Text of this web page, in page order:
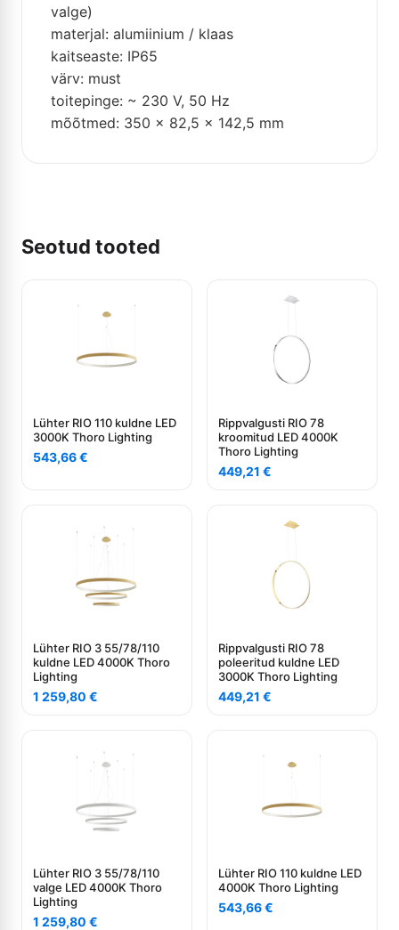
valge)
materjal: alumiinium / klaas
kaitseaste: IP65
värv: must
toitepinge: ~ 230 V, 50 Hz
mõõtmed: 350 x 82,5 x 142,5 mm
Seotud tooted
Lühter RIO 110 kuldne LED
3000K Thoro Lighting
543,66€
Rippvalgusti RIO 78
kroomitud LED 4000K
Thoro Lighting
449,21 €
Lühter RIO 3 55/78/110
kuldne LED 4000K Thoro
Lighting
1 259,80 €
Rippvalgusti RIO 78
poleeritud kuldne LED
3000K Thoro Lighting
449,21 €
Lühter RIO 3 55/78/110
valge LED 4000K Thoro
Lighting
1 259,80 €
Lühter RIO 110 kuldne LED
4000K Thoro Lighting
543,66€